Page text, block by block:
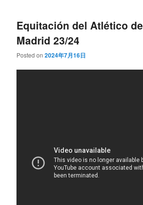
Equitación del Atlético de
Madrid 23/24
Posted on2024年7月16日